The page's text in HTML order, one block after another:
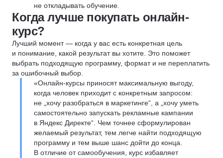
не откладывать обучение.
Когда лучше покупать онлайн-
курс?
Лучший момент — когда у вас есть конкретная цель
и понимание, какой результат вы хотите. Это поможет
выбрать подходящую программу, формат и не переплатить
за ошибочный выбор.
«Онлайн-курсы приносят максимальную выгоду,
когда человек приходит с конкретным запросом:
не „хочу разобраться в маркетинге“, а „хочу уметь
самостоятельно запускать рекламные кампании
в Яндекс Директе“. Чем точнее сформулирован
желаемый результат, тем легче найти подходящую
программу и тем выше шанс дойти до конца.
В отличие от самообучения, курс избавляет